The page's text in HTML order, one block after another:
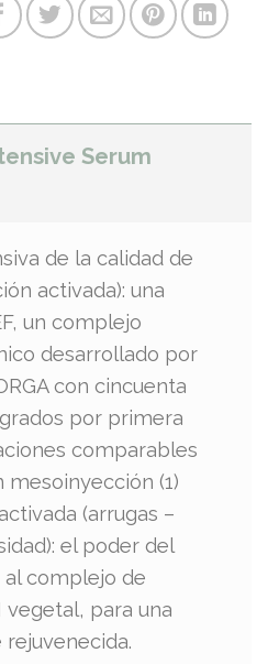
Serum
de la calidad de
activada): una
un complejo
desarrollado por
con cincuenta
por primera
comparables
mesoinyección (1)
(arrugas –
el poder del
al complejo de
vegetal, para una